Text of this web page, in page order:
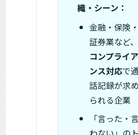
織・シーン：
金融・保険・
証券業など、
コンプライア
ンス対応で通
話記録が求め
られる企業
「言った・